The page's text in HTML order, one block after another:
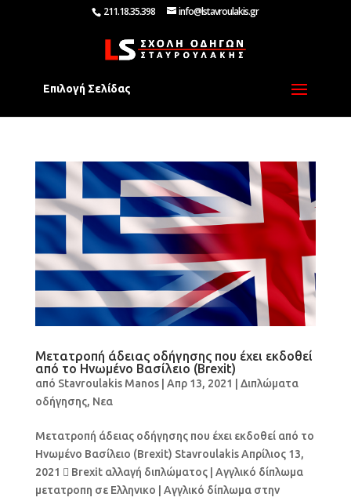
211.18.35.398 info@lstavroulakis.gr
Επιλογή Σελίδας
Μετατροπή άδειας οδήγησης που έχει εκδοθεί
από το Ηνωμένο Βασίλειο (Brexit)
από Stavroulakis Manos| Απρ 13, 2021
Διπλώματα
οδήγησης, Νεα
Μετατροπή άδειας οδήγησης που έχει εκδοθεί από το
Ηνωμένο Βασίλειο (Brexit) Stavroulakis Απρίλιος 13,
2021  Brexit αλλαγή διπλώματος | Αγγλικό δίπλωμα
μετατροπη σε Ελληνικο | Αγγλικό δίπλωμα στην